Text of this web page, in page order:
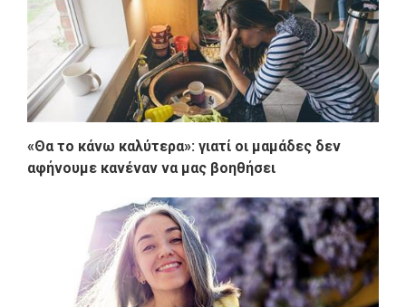
«Θα το κάνω καλύτερα»: γιατί οι μαμάδες δεν
αφήνουμε κανέναν να μας βοηθήσει